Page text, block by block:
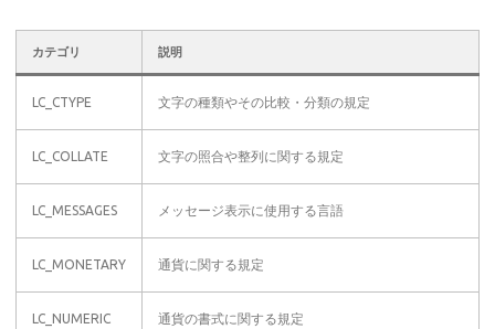
カテゴリ 説明
LC_CTYPE 文字の種類やその比較・分類の規定
LC_COLLATE 文字の照合や整列に関する規定
LC_MESSAGES メッセージ表示に使用する言語
LC_MONETARY 通貨に関する規定
LC_NUMERIC 通貨の書式に関する規定